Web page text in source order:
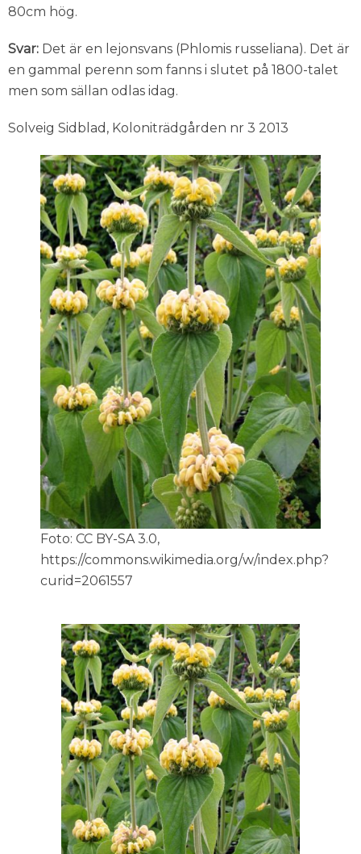
80cm hög.
Svar: Det är en lejonsvans (Phlomis russeliana). Det är
en gammal perenn som fanns i slutet på 1800-talet
men som sällan odlas idag.
Solveig Sidblad, Koloniträdgården nr 3 2013
Foto: CC BY-SA 3.0,
https://commons.wikimedia.org/w/index.php?
curid=2061557